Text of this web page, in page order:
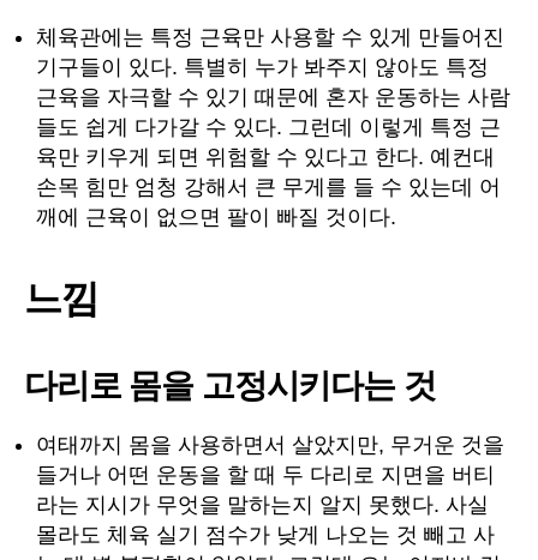
체육관에는 특정 근육만 사용할 수 있게 만들어진
기구들이 있다. 특별히 누가 봐주지 않아도 특정
근육을 자극할 수 있기 때문에 혼자 운동하는 사람
들도 쉽게 다가갈 수 있다. 그런데 이렇게 특정 근
육만 키우게 되면 위험할 수 있다고 한다. 예컨대
손목 힘만 엄청 강해서 큰 무게를 들 수 있는데 어
깨에 근육이 없으면 팔이 빠질 것이다.
느낌
다리로 몸을 고정시키다는 것
여태까지 몸을 사용하면서 살았지만, 무거운 것을
들거나 어떤 운동을 할 때 두 다리로 지면을 버티
라는 지시가 무엇을 말하는지 알지 못했다. 사실
몰라도 체육 실기 점수가 낮게 나오는 것 빼고 사